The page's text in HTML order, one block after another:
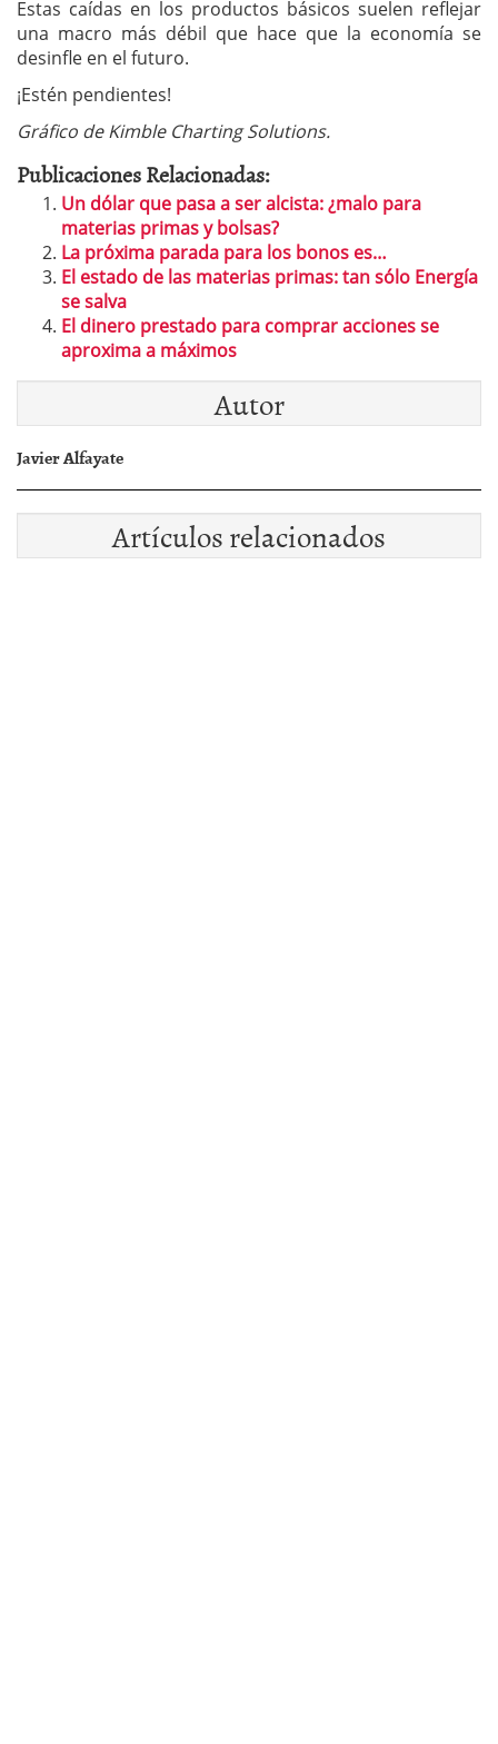
Estas caídas en los productos básicos suelen reflejar
una macro más débil que hace que la economía se
desinfle en el futuro.
¡Estén pendientes!
Gráfico de Kimble Charting Solutions.
Publicaciones Relacionadas:
Un dólar que pasa a ser alcista: ¿malo para
materias primas y bolsas?
La próxima parada para los bonos es…
El estado de las materias primas: tan sólo Energía
se salva
El dinero prestado para comprar acciones se
aproxima a máximos
Autor
Javier Alfayate
Artículos relacionados